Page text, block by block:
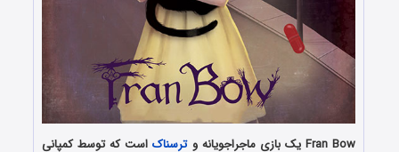
Fran Bow یک بازی ماجراجویانه و ترسناکاست که توسط کمپانی